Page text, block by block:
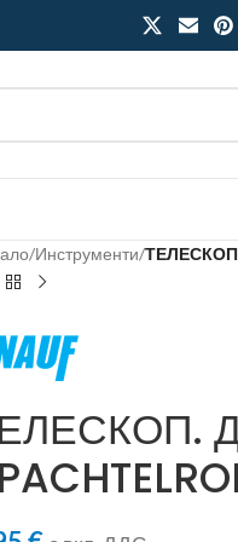
/Инструменти/ТЕЛЕСКОП.